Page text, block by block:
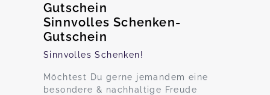
Gutschein
Sinnvolles Schenken-
Gutschein
Sinnvolles Schenken!
Möchtest Du gerne jemandem eine
besondere & nachhaltige Freude